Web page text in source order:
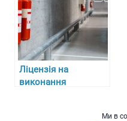
біженців
Ліцензія на
виконання
Ми в